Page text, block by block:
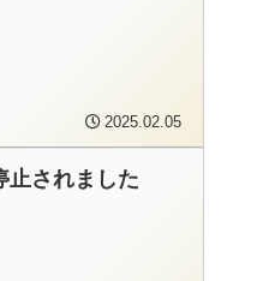
2025.02.05
止されました